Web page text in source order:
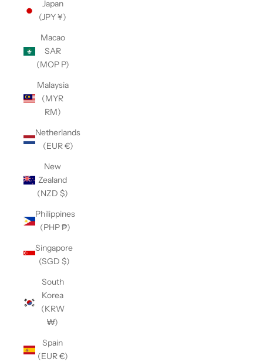
Japan
(JPY ¥)
Macao
SAR
(MOP P)
Malaysia
(MYR
RM)
Netherlands
(EUR €)
New
Zealand
(NZD $)
Philippines
(PHP ₱)
Singapore
(SGD $)
South
Korea
(KRW
₩)
Spain
(EUR €)